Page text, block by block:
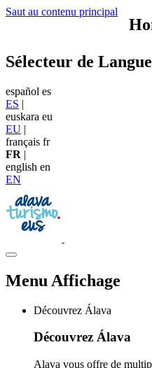
Saut au contenu principal
Sélecteur de Langue
español es
ES |
euskara eu
EU |
français fr
FR |
english en
EN
Menu Affichage
Découvrez Álava
Découvrez Álava
Alava vous offre de